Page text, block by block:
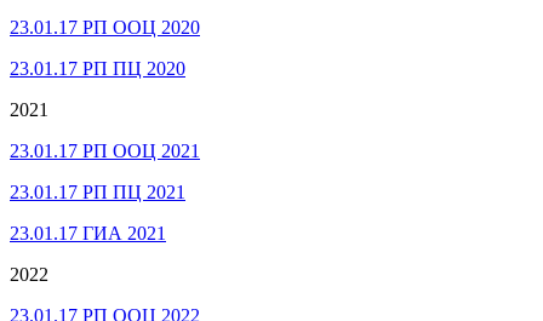
23.01.17 РП ООЦ 2020
23.01.17 РП ПЦ 2020
2021
23.01.17 РП ООЦ 2021
23.01.17 РП ПЦ 2021
23.01.17 ГИА 2021
2022
23.01.17 РП ООЦ 2022